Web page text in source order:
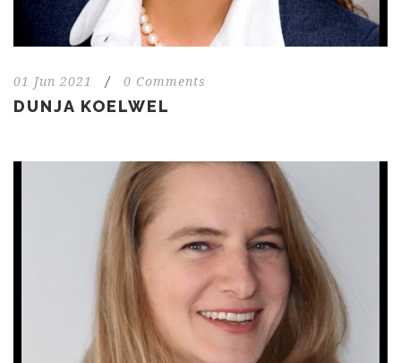
01 Jun 2021 / 0 Comments
DUNJA KOELWEL